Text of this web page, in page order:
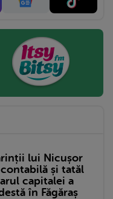
lui Nicușor
contabilă și tatăl
capitalei a
în Făgăraș